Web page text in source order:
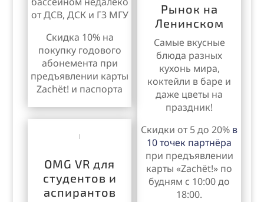
от ДСВ, ДСК и ГЗ МГУ
Скидка 10% на
покупку годового
абонемента при
предъявлении карты
Zachët! и паспорта
OMG VR для
студентов и
аспирантов
Рынок на
Ленинском
Самые вкусные
блюда разных
кухонь мира,
коктейли в баре и
даже цветы на
праздник!
Скидки от 5 до 20% в
10 точек партнёра
при предъявлении
карты «Zachёt!» по
будням с 10:00 до
18:00.